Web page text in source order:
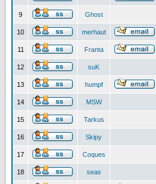
9 Ghost
10 merhaut
11 Franta
12 suK
13 humpf
14 MSW
15 Tarkus
16 Skipy
17 Coques
18 seas